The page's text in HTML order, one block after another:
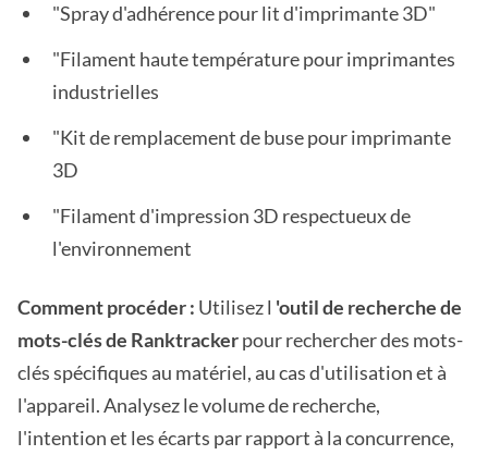
"Spray d'adhérence pour lit d'imprimante 3D"
"Filament haute température pour imprimantes
industrielles
"Kit de remplacement de buse pour imprimante
3D
"Filament d'impression 3D respectueux de
l'environnement
Comment procéder : Utilisez l 'outil de recherche de
mots-clés de Ranktrackerpour rechercher des mots-
clés spécifiques au matériel, au cas d'utilisation et à
l'appareil. Analysez le volume de recherche,
l'intention et les écarts par rapport à la concurrence,